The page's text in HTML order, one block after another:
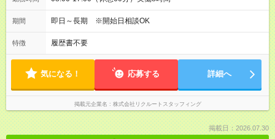
期間 即日～長期 ※開始日相談OK
特徴 履歴書不要
気になる！ 応募する 詳細へ
掲載元企業名 株式会社リクルートスタッフィング
掲載日：2026.07.30